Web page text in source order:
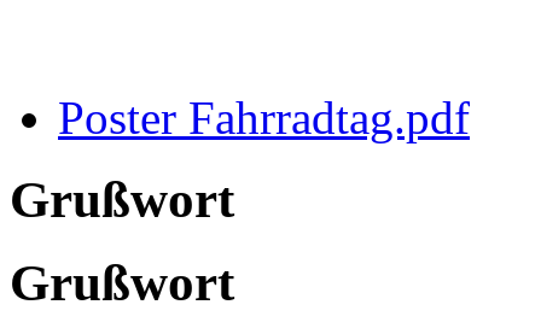
Poster Fahrradtag.pdf
Grußwort
Grußwort